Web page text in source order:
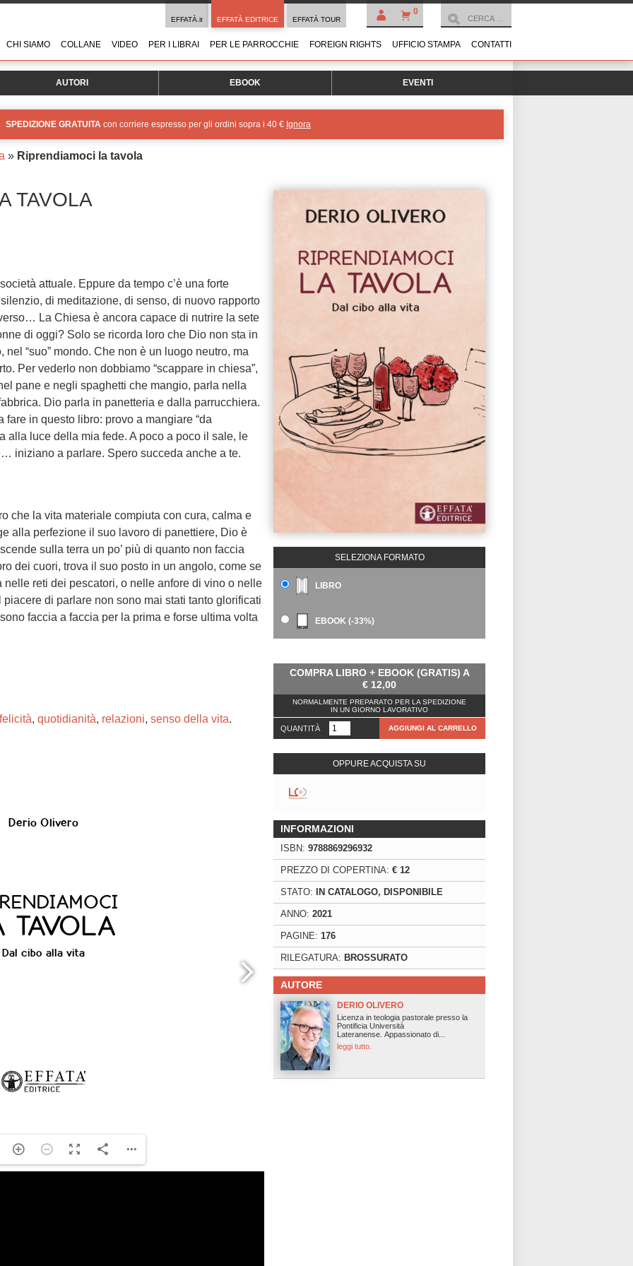
0
EFFATÀ.it EFFATÀ EDITRICE EFFATÀ TOUR
CHI SIAMO COLLANE VIDEO PER I LIBRAI PER LE PARROCCHIE FOREIGN RIGHTS UFFICIO STAMPA CONTATTI
AUTORI EBOOK EVENTI
SPEDIZIONE GRATUITA con corriere espresso per gli ordini sopra i 40 € Ignora
» Riprendiamoci la tavola
SELEZIONA FORMATO
LIBRO
EBOOK (-33%)
COMPRA LIBRO + EBOOK (GRATIS) A
€ 12,00
NORMALMENTE PREPARATO PER LA SPEDIZIONE
IN UN GIORNO LAVORATIVO
QUANTITÀ AGGIUNGI AL CARRELLO
OPPURE ACQUISTA SU
INFORMAZIONI
ISBN: 9788869296932
PREZZO DI COPERTINA: € 12
STATO: IN CATALOGO, DISPONIBILE
ANNO: 2021
PAGINE: 176
RILEGATURA: BROSSURATO
AUTORE
DERIO OLIVERO
Licenza in teologia pastorale presso la
Pontificia Università
Lateranense. Appassionato di...
leggi tutto.
TAVOLA
attuale. Eppure da tempo c’è una forte
di meditazione, di senso, di nuovo rapporto
La Chiesa è ancora capace di nutrire la sete
di oggi? Solo se ricorda loro che Dio non sta in
“suo” mondo. Che non è un luogo neutro, ma
Per vederlo non dobbiamo “scappare in chiesa”,
pane e negli spaghetti che mangio, parla nella
Dio parla in panetteria e dalla parrucchiera.
in questo libro: provo a mangiare “da
alla luce della mia fede. A poco a poco il sale, le
iniziano a parlare. Spero succeda anche a te.
che la vita materiale compiuta con cura, calma e
alla perfezione il suo lavoro di panettiere, Dio è
sulla terra un po’ più di quanto non faccia
dei cuori, trova il suo posto in un angolo, come se
reti dei pescatori, o nelle anfore di vino o nelle
di parlare non sono mai stati tanto glorificati
faccia a faccia per la prima e forse ultima volta
felicità, quotidianità, relazioni, senso della vita.